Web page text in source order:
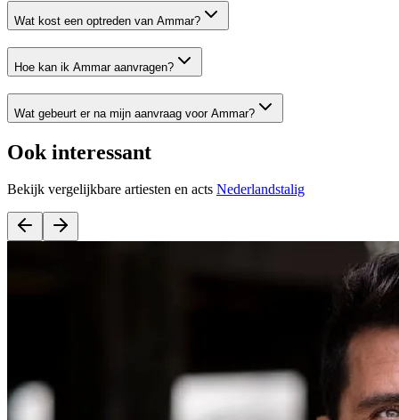
Wat kost een optreden van Ammar?
Hoe kan ik Ammar aanvragen?
Wat gebeurt er na mijn aanvraag voor Ammar?
Ook interessant
Bekijk vergelijkbare artiesten en acts Nederlandstalig